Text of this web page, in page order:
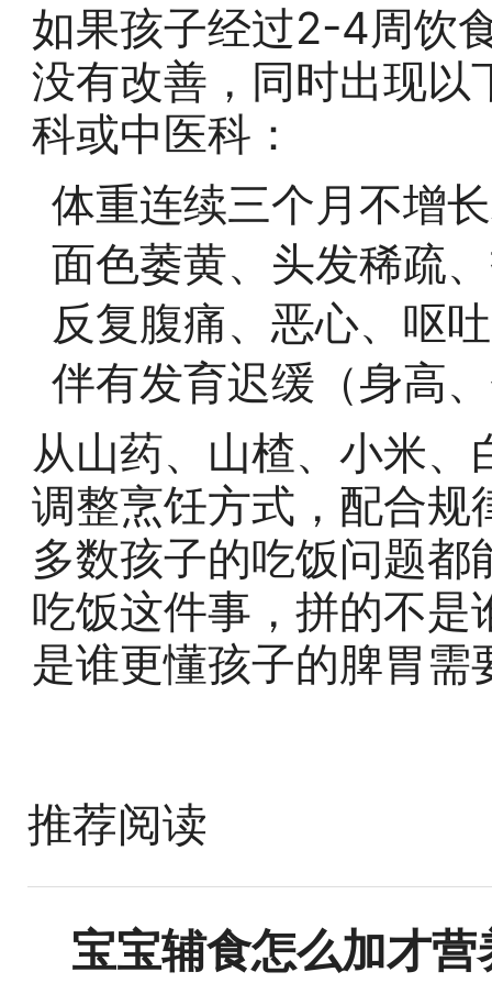
如果孩子经过2-4周饮
没有改善，同时出现
科或中医科：
体重连续三个月不增
面色萎黄、头发稀疏
反复腹痛、恶心、呕吐
伴有发育迟缓（身高
从山药、山楂、小米
调整烹饪方式，配合
多数孩子的吃饭问题
吃饭这件事，拼的不
是谁更懂孩子的脾胃需
推荐阅读
宝宝辅食怎么加才